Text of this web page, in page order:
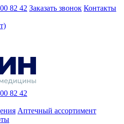
82 42 Заказать звонок Контакты
82 42
Аптечный ассортимент